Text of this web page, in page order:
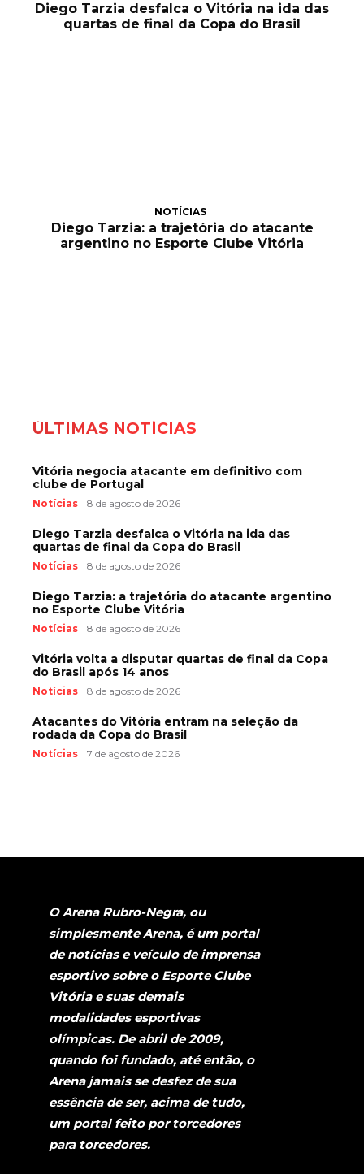
Diego Tarzia desfalca o Vitória na ida das
quartas de final da Copa do Brasil
NOTÍCIAS
Diego Tarzia: a trajetória do atacante
argentino no Esporte Clube Vitória
ÚLTIMAS NOTÍCIAS
Vitória negocia atacante em definitivo com
clube de Portugal
Notícias 8 de agosto de 2026
Diego Tarzia desfalca o Vitória na ida das
quartas de final da Copa do Brasil
Notícias 8 de agosto de 2026
Diego Tarzia: a trajetória do atacante argentino
no Esporte Clube Vitória
Notícias 8 de agosto de 2026
Vitória volta a disputar quartas de final da Copa
do Brasil após 14 anos
Notícias 8 de agosto de 2026
Atacantes do Vitória entram na seleção da
rodada da Copa do Brasil
Notícias 7 de agosto de 2026
O Arena Rubro-Negra, ou
simplesmente Arena, é um portal
de notícias e veículo de imprensa
esportivo sobre o Esporte Clube
Vitória e suas demais
modalidades esportivas
olímpicas. De abril de 2009,
quando foi fundado, até então, o
Arena jamais se desfez de sua
essência de ser, acima de tudo,
um portal feito por torcedores
para torcedores.